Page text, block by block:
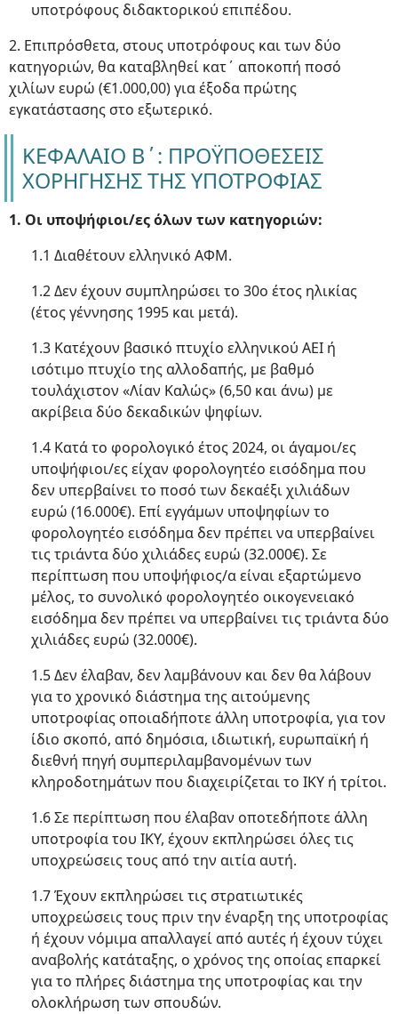
υποτρόφους διδακτορικού επιπέδου.
2. Επιπρόσθετα, στους υποτρόφους και των δύο
κατηγοριών, θα καταβληθεί κατ΄ αποκοπή ποσό
χιλίων ευρώ (€1.000,00) για έξοδα πρώτης
εγκατάστασης στο εξωτερικό.
ΚΕΦΑΛΑΙΟ Β΄: ΠΡΟΫΠΟΘΕΣΕΙΣ
ΧΟΡΗΓΗΣΗΣ ΤΗΣ ΥΠΟΤΡΟΦΙΑΣ
1. Οι υποψήφιοι/ες όλων των κατηγοριών:
1.1 Διαθέτουν ελληνικό ΑΦΜ.
1.2 Δεν έχουν συμπληρώσει το 30ο έτος ηλικίας
(έτος γέννησης 1995 και μετά).
1.3 Κατέχουν βασικό πτυχίο ελληνικού ΑΕΙ ή
ισότιμο πτυχίο της αλλοδαπής, με βαθμό
τουλάχιστον «Λίαν Καλώς» (6,50 και άνω) με
ακρίβεια δύο δεκαδικών ψηφίων.
1.4 Κατά το φορολογικό έτος 2024, οι άγαμοι/ες
υποψήφιοι/ες είχαν φορολογητέο εισόδημα που
δεν υπερβαίνει το ποσό των δεκαέξι χιλιάδων
ευρώ (16.000€). Επί εγγάμων υποψηφίων το
φορολογητέο εισόδημα δεν πρέπει να υπερβαίνει
τις τριάντα δύο χιλιάδες ευρώ (32.000€). Σε
περίπτωση που υποψήφιος/α είναι εξαρτώμενο
μέλος, το συνολικό φορολογητέο οικογενειακό
εισόδημα δεν πρέπει να υπερβαίνει τις τριάντα δύο
χιλιάδες ευρώ (32.000€).
1.5 Δεν έλαβαν, δεν λαμβάνουν και δεν θα λάβουν
για το χρονικό διάστημα της αιτούμενης
υποτροφίας οποιαδήποτε άλλη υποτροφία, για τον
ίδιο σκοπό, από δημόσια, ιδιωτική, ευρωπαϊκή ή
διεθνή πηγή συμπεριλαμβανομένων των
κληροδοτημάτων που διαχειρίζεται το ΙΚΥ ή τρίτοι.
1.6 Σε περίπτωση που έλαβαν οποτεδήποτε άλλη
υποτροφία του ΙΚΥ, έχουν εκπληρώσει όλες τις
υποχρεώσεις τους από την αιτία αυτή.
1.7 Έχουν εκπληρώσει τις στρατιωτικές
υποχρεώσεις τους πριν την έναρξη της υποτροφίας
ή έχουν νόμιμα απαλλαγεί από αυτές ή έχουν τύχει
αναβολής κατάταξης, ο χρόνος της οποίας επαρκεί
για το πλήρες διάστημα της υποτροφίας και την
ολοκλήρωση των σπουδών.